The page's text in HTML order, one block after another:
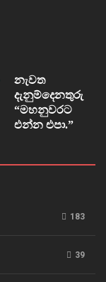
නැවත
දැනුම්දෙනතුරු
“මහනුවරට
එන්න එපා.”
183
39